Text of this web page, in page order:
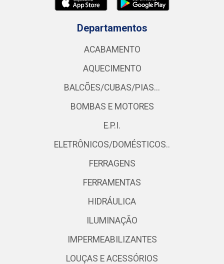
Departamentos
ACABAMENTO
AQUECIMENTO
BALCÕES/CUBAS/PIAS...
BOMBAS E MOTORES
E.P.I.
ELETRÔNICOS/DOMÉSTICOS..
FERRAGENS
FERRAMENTAS
HIDRÁULICA
ILUMINAÇÃO
IMPERMEABILIZANTES
LOUÇAS E ACESSÓRIOS